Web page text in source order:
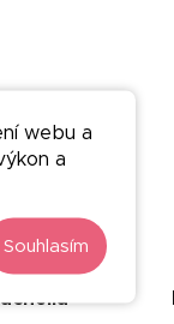
webu a
a
Souhlasím
–50 %